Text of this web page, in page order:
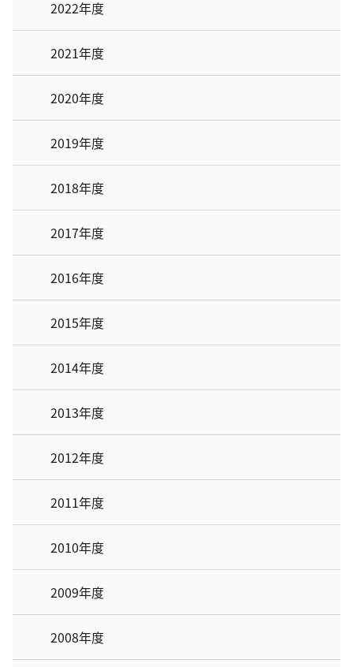
2022年度
2021年度
2020年度
2019年度
2018年度
2017年度
2016年度
2015年度
2014年度
2013年度
2012年度
2011年度
2010年度
2009年度
2008年度